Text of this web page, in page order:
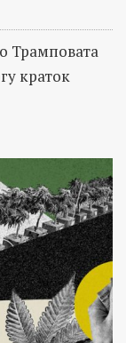
Трамповата
краток